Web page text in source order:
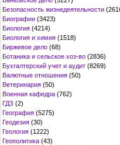
Безопасность жизнедеятельности
Биографии (3423)
Биология (4214)
Биология и химия (1518)
Биржевое дело (68)
Ботаника и сельское хоз-во (2836)
Бухгалтерский учет и аудит (8269)
Валютные отношения (50)
Ветеринария (50)
Военная кафедра (762)
ГДЗ (2)
География (5275)
Геодезия (30)
Геология (1222)
Геополитика (43)